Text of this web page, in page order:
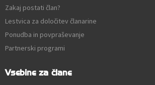
Zakaj postati član?
Lestvica za določitev članarine
Ponudba in povpraševanje
Partnerski programi
Vsebine za člane